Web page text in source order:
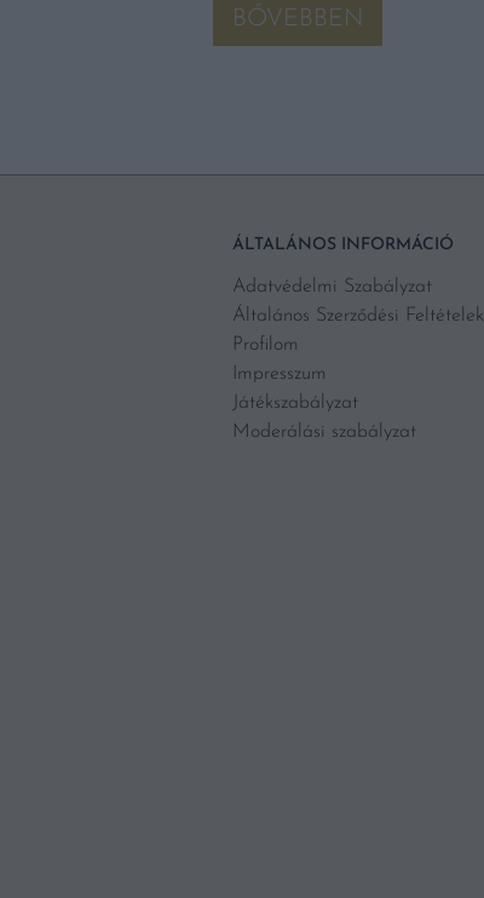
BŐVEBBEN
ÁLTALÁNOS INFORMÁCIÓ
Adatvédelmi Szabályzat
Általános Szerződési Feltételek
Profilom
Impresszum
Játékszabályzat
Moderálási szabályzat